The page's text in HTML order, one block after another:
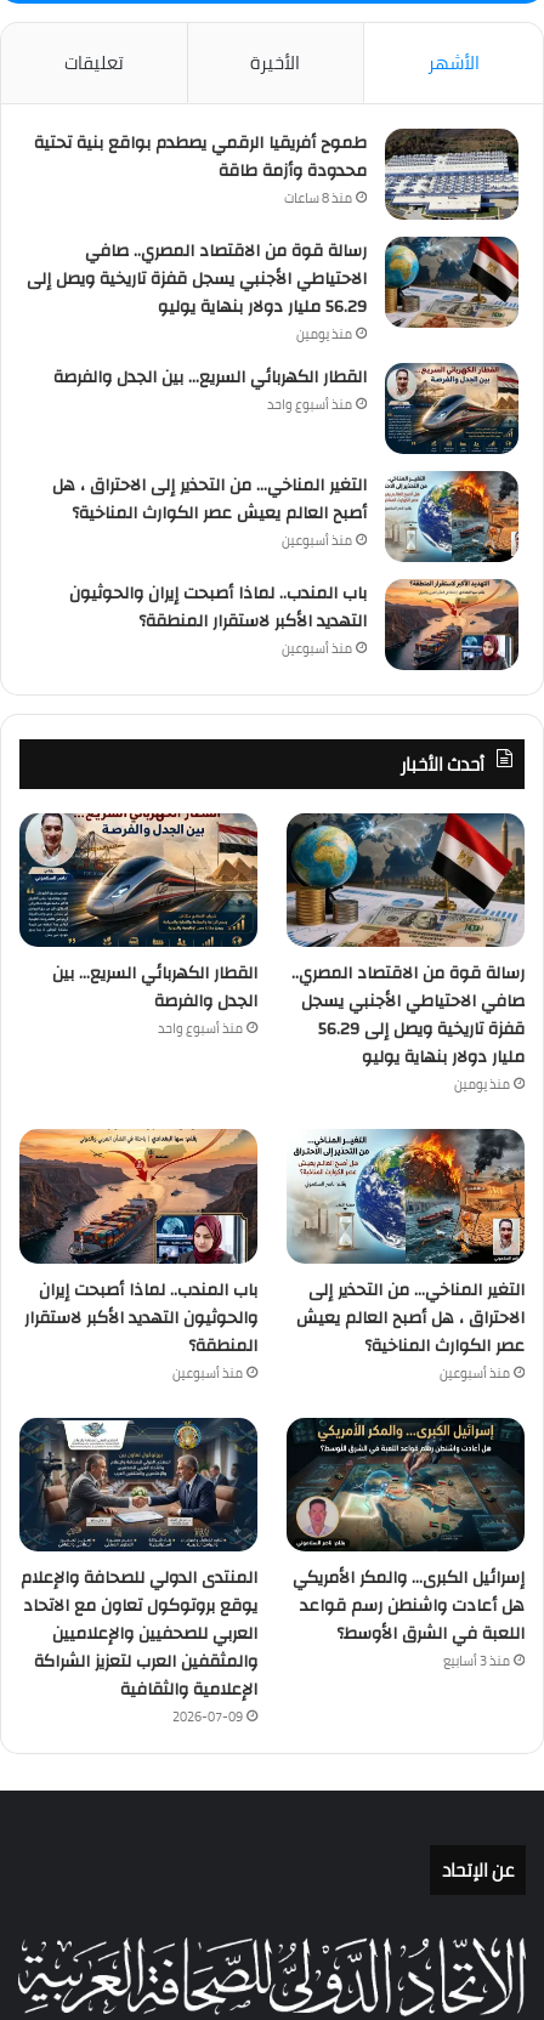
الأشهر الأخيرة تعليقات
طموح أفريقيا الرقمي يصطدم بواقع بنية تحتية
محدودة وأزمة طاقة
منذ 8 ساعات
رسالة قوة من الاقتصاد المصري.. صافي
الاحتياطي الأجنبي يسجل قفزة تاريخية ويصل إلى
56.29 مليار دولار بنهاية يوليو
منذ يومين
القطار الكهربائي السريع… بين الجدل والفرصة
منذ أسبوع واحد
التغير المناخي… من التحذير إلى الاحتراق ، هل
أصبح العالم يعيش عصر الكوارث المناخية؟
منذ أسبوعين
باب المندب.. لماذا أصبحت إيران والحوثيون
التهديد الأكبر لاستقرار المنطقة؟
منذ أسبوعين
أحدث الأخبار
رسالة قوة من الاقتصاد المصري..
صافي الاحتياطي الأجنبي يسجل
قفزة تاريخية ويصل إلى 56.29
مليار دولار بنهاية يوليو
منذ يومين
القطار الكهربائي السريع… بين
الجدل والفرصة
منذ أسبوع واحد
التغير المناخي… من التحذير إلى
الاحتراق ، هل أصبح العالم يعيش
عصر الكوارث المناخية؟
منذ أسبوعين
باب المندب.. لماذا أصبحت إيران
والحوثيون التهديد الأكبر لاستقرار
المنطقة؟
منذ أسبوعين
إسرائيل الكبرى… والمكر الأمريكي
هل أعادت واشنطن رسم قواعد
اللعبة في الشرق الأوسط؟
منذ 3 أسابيع
المنتدى الدولي للصحافة والإعلام
يوقع بروتوكول تعاون مع الاتحاد
العربي للصحفيين والإعلاميين
والمثقفين العرب لتعزيز الشراكة
الإعلامية والثقافية
2026-07-09
عن الإتحاد